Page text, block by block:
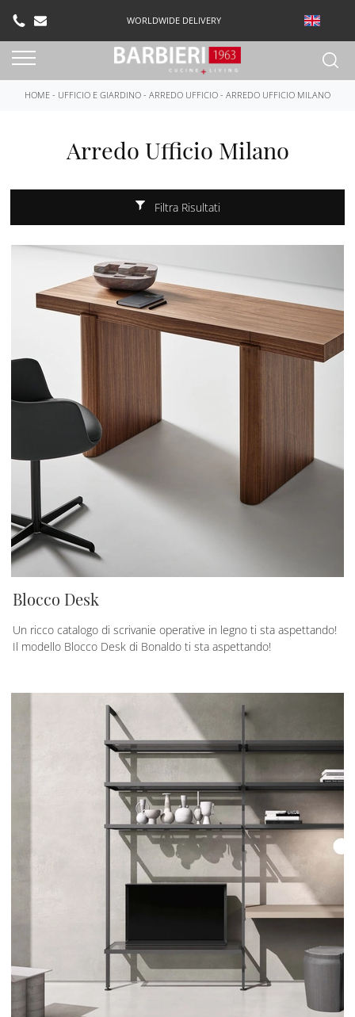
WORLDWIDE DELIVERY
HOME - UFFICIO E GIARDINO - ARREDO UFFICIO - ARREDO UFFICIO MILANO
Arredo Ufficio Milano
Filtra Risultati
Blocco Desk
Un ricco catalogo di scrivanie operative in legno ti sta aspettando!
Il modello Blocco Desk di Bonaldo ti sta aspettando!